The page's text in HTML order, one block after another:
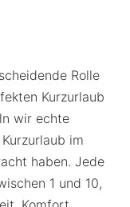
Rolle
Kurzurlaub
wir echte
im
haben. Jede
1 und 10,